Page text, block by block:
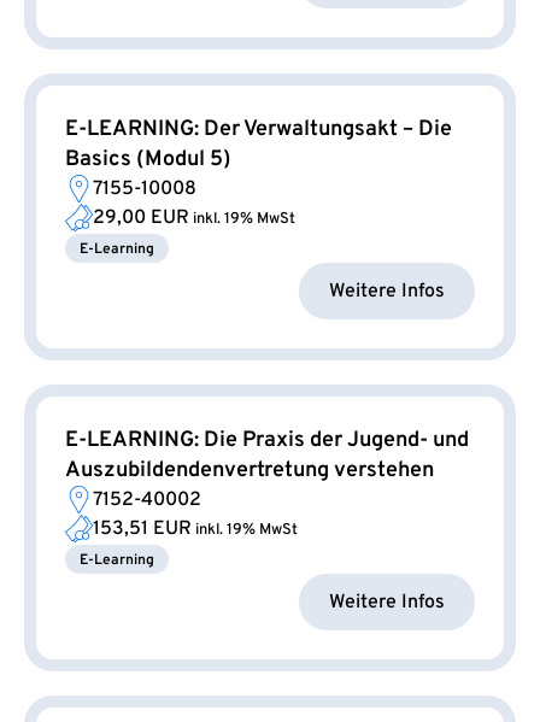
E-LEARNING: Der Verwaltungsakt – Die
Basics (Modul 5)
7155-10008
29,00 EUR inkl. 19% MwSt
E-Learning
Weitere Infos
E-LEARNING: Die Praxis der Jugend- und
Auszubildendenvertretung verstehen
7152-40002
153,51 EUR inkl. 19% MwSt
E-Learning
Weitere Infos